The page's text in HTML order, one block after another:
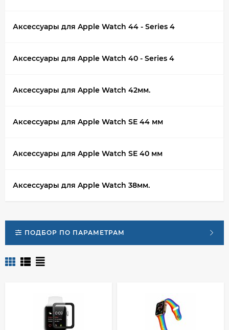
Аксессуары для Apple Watch 44 - Series 4
Аксессуары для Apple Watch 40 - Series 4
Аксессуары для Apple Watch 42мм.
Аксессуары для Apple Watch SE 44 мм
Аксессуары для Apple Watch SE 40 мм
Аксессуары для Apple Watch 38мм.
ПОДБОР ПО ПАРАМЕТРАМ